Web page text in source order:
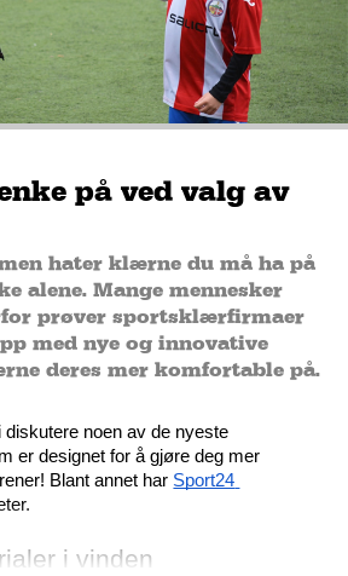
på ved valg av
hater klærne du må ha på
alene. Mange mennesker
prøver sportsklærfirmaer
med nye og innovative
deres mer komfortable på.
diskutere noen av de nyeste
er designet for å gjøre deg mer
Blant annet har Sport24
i vinden